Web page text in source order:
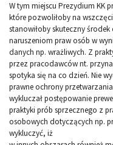
W tym miejscu Prezydium KK
które pozwoliłoby na
stanowiłoby skuteczny
naruszeniom praw osób w
danych np. wrażliwych. Z
przez pracodawców nt.
spotyka się na co dzień. Nie
prawne ochrony
wykluczał postępowanie
praktyki prób sprzecznego z
osobowych dotyczących np.
wykluczyć, iż